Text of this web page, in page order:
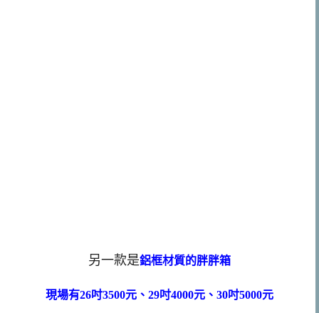
另一款是鋁框材質的胖胖箱
現場有26吋3500元、29吋4000元、30吋5000元